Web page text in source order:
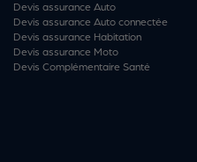
Devis assurance Auto
Devis assurance Auto connectée
Devis assurance Habitation
Devis assurance Moto
Devis Complémentaire Santé